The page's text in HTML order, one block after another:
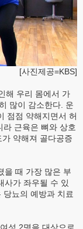
[사진제공=KBS]
해 우리 몸에서 가
많이 감소한다. 운
점점 약해지면서 허
라 근육은 뼈와 상호
약해져 골다공증
을 때 가장 많은 부
사가 좌우될 수 있
뇨의 예방과 치료